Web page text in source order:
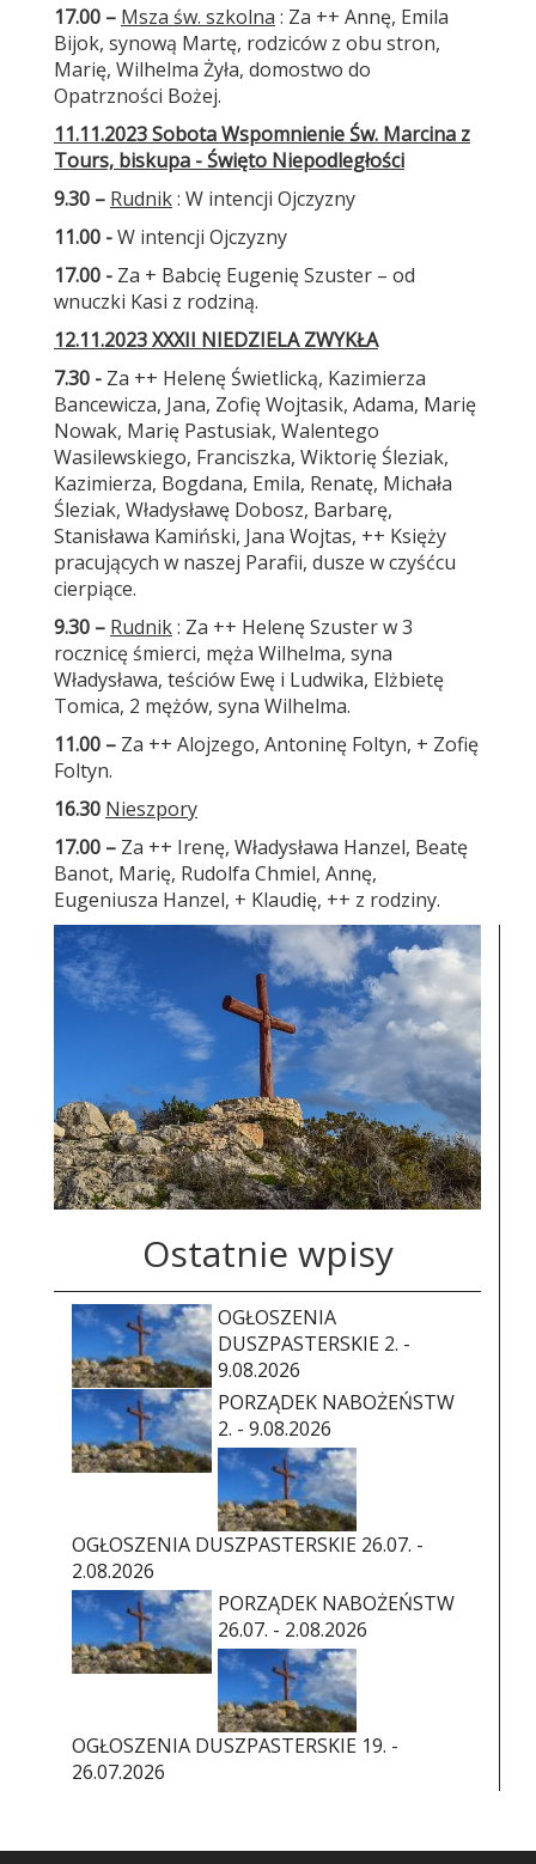
17.00 – Msza św. szkolna : Za ++ Annę, Emila
Bijok, synową Martę, rodziców z obu stron,
Marię, Wilhelma Żyła, domostwo do
Opatrzności Bożej.
11.11.2023 Sobota Wspomnienie Św. Marcina z
Tours, biskupa - Święto Niepodległości
9.30 – Rudnik: W intencji Ojczyzny
11.00 -W intencji Ojczyzny
17.00 - Za + Babcię Eugenię Szuster – od
wnuczki Kasi z rodziną.
12.11.2023 XXXII NIEDZIELA ZWYKŁA
7.30 - Za ++ Helenę Świetlicką, Kazimierza
Bancewicza, Jana, Zofię Wojtasik, Adama, Marię
Nowak, Marię Pastusiak, Walentego
Wasilewskiego, Franciszka, Wiktorię Śleziak,
Kazimierza, Bogdana, Emila, Renatę, Michała
Śleziak, Władysławę Dobosz, Barbarę,
Stanisława Kamiński, Jana Wojtas, ++ Księży
pracujących w naszej Parafii, dusze w czyśćcu
cierpiące.
9.30 – Rudnik: Za ++ Helenę Szuster w 3
rocznicę śmierci, męża Wilhelma, syna
Władysława, teściów Ewę i Ludwika, Elżbietę
Tomica, 2 mężów, syna Wilhelma.
11.00 – Za ++ Alojzego, Antoninę Foltyn, + Zofię
Foltyn.
16.30 Nieszpory
17.00 – Za ++ Irenę, Władysława Hanzel, Beatę
Banot, Marię, Rudolfa Chmiel, Annę,
Eugeniusza Hanzel, + Klaudię, ++ z rodziny.
Ostatnie wpisy
OGŁOSZENIA
DUSZPASTERSKIE 2. -
9.08.2026
PORZĄDEK NABOŻEŃSTW
2. - 9.08.2026
OGŁOSZENIA DUSZPASTERSKIE 26.07. -
2.08.2026
PORZĄDEK NABOŻEŃSTW
26.07. - 2.08.2026
OGŁOSZENIA DUSZPASTERSKIE 19. -
26.07.2026